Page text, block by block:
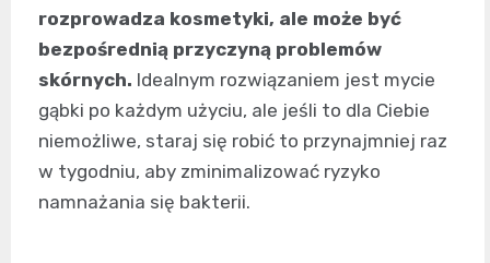
rozprowadza kosmetyki, ale może być
bezpośrednią przyczyną problemów
skórnych. Idealnym rozwiązaniem jest mycie
gąbki po każdym użyciu, ale jeśli to dla Ciebie
niemożliwe, staraj się robić to przynajmniej raz
w tygodniu, aby zminimalizować ryzyko
namnażania się bakterii.